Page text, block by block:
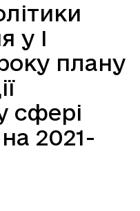
у І
плану
сфері
2021-